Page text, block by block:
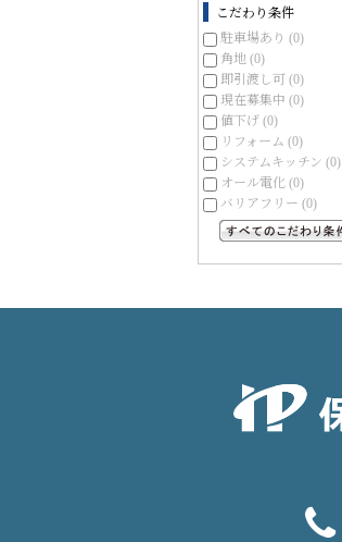
こだわり条件
駐車場あり (0)
角地 (0)
即引渡し可 (0)
現在募集中 (0)
値下げ (0)
リフォーム (0)
システムキッチン (0)
オール電化 (0)
バリアフリー (0)